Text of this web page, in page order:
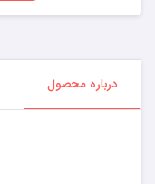
درباره محصول